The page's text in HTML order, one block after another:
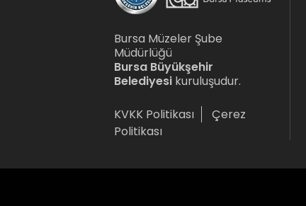
Bursa Müzeler Şube
Müdürlüğü
Bursa Büyükşehir
Belediyesi kuruluşudur.
KVKK Politikası
Çerez
Politikası